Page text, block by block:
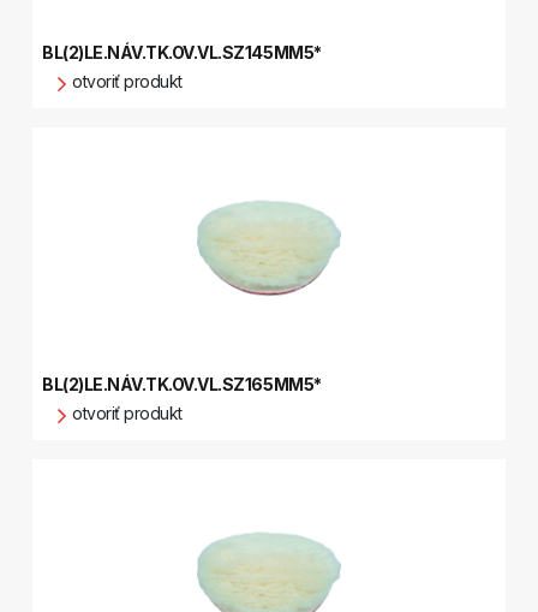
BL(2)LE.NÁV.TK.OV.VL.SZ145MM5*
otvoriť produkt
BL(2)LE.NÁV.TK.OV.VL.SZ165MM5*
otvoriť produkt